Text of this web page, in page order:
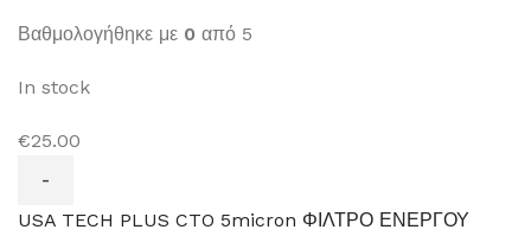
Βαθμολογήθηκε με 0 από 5
In stock
€25.00
USA TECH PLUS CTO 5micron ΦΙΛΤΡΟ ΕΝΕΡΓΟΥ